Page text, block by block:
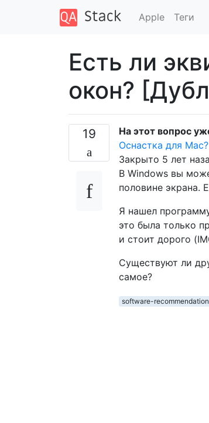
Apple Теги
Есть ли
окон?
19 На этот вопрос
Оснастка для Mac?
Закрыто 5 лет
В Windows вы
половине экрана.
Я нашел
это была только
и стоит дорого
Существуют ли
самое?
software-recommendation